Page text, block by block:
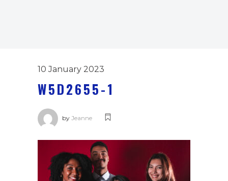
10 January 2023
W5D2655-1
by Jeanne